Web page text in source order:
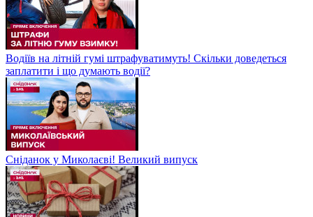
Водіїв на літній гумі штрафуватимуть! Скільки доведеться
заплатити і що думають водії?
Сніданок у Миколаєві! Великий випуск